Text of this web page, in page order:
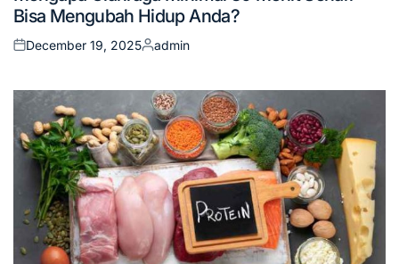
Bisa Mengubah Hidup Anda?
Posted
December 19, 2025
Posted
admin